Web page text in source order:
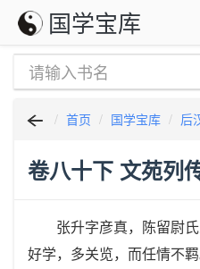
国学宝库
首页 国学宝库 后
卷八十下 文苑列
张升字彦真，陈留尉氏
好学，多关览，而任情不